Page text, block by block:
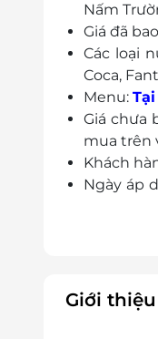
Nấm
Giá đã
Các loại
Coca,
Menu:
Giá chưa
mua trên
Khách
Ngày áp
Không
Phụ thu
Giới